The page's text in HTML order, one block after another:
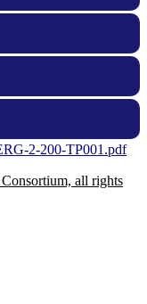
2-200-TP001.pdf
all rights